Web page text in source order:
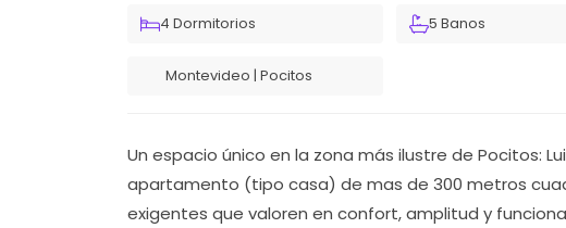
4 Dormitorios 5 Banos
Montevideo | Pocitos
Un espacio único en la zona más ilustre de Pocitos:
apartamento (tipo casa) de mas de 300 metros
exigentes que valoren en confort, amplitud y